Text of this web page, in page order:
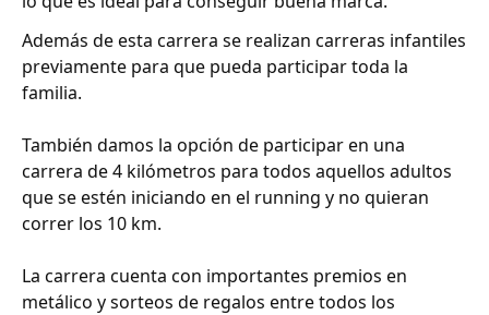
Además de esta carrera se realizan carreras infantiles
previamente para que pueda participar toda la
familia.
También damos la opción de participar en una
carrera de 4 kilómetros para todos aquellos adultos
que se estén iniciando en el running y no quieran
correr los 10 km.
La carrera cuenta con importantes premios en
metálico y sorteos de regalos entre todos los